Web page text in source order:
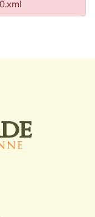
Facebook
le compte